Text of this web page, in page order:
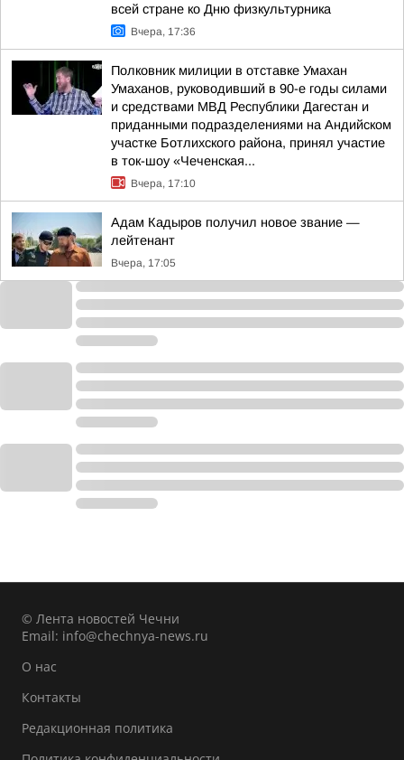
всей стране ко Дню физкультурника
Вчера, 17:36
Полковник милиции в отставке Умахан
Умаханов, руководивший в 90-е годы силами
и средствами МВД Республики Дагестан и
приданными подразделениями на Андийском
участке Ботлихского района, принял участие
в ток-шоу «Чеченская...
Вчера, 17:10
Адам Кадыров получил новое звание —
лейтенант
Вчера, 17:05
© Лента новостей Чечни
Email: info@chechnya-news.ru
О нас
Контакты
Редакционная политика